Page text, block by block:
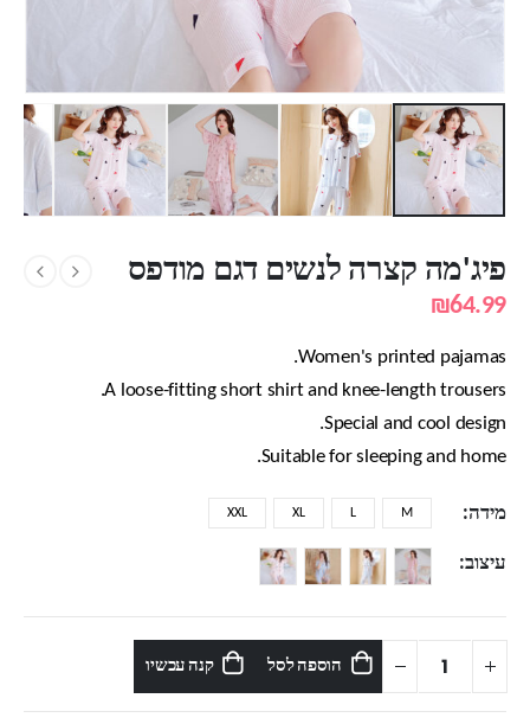
פיג'מה קצרה לנשים דגם מודפס
₪64.99
Women's printed pajamas.
A loose-fitting short shirt and knee-length trousers.
Special and cool design.
Suitable for sleeping and home.
מידה M
L
XL
XXL
עיצוב
הוספה לסל קנה עכשיו